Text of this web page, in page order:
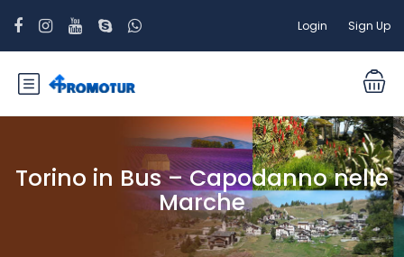
Login Sign Up
Torino in Bus – Capodanno nelle
Marche